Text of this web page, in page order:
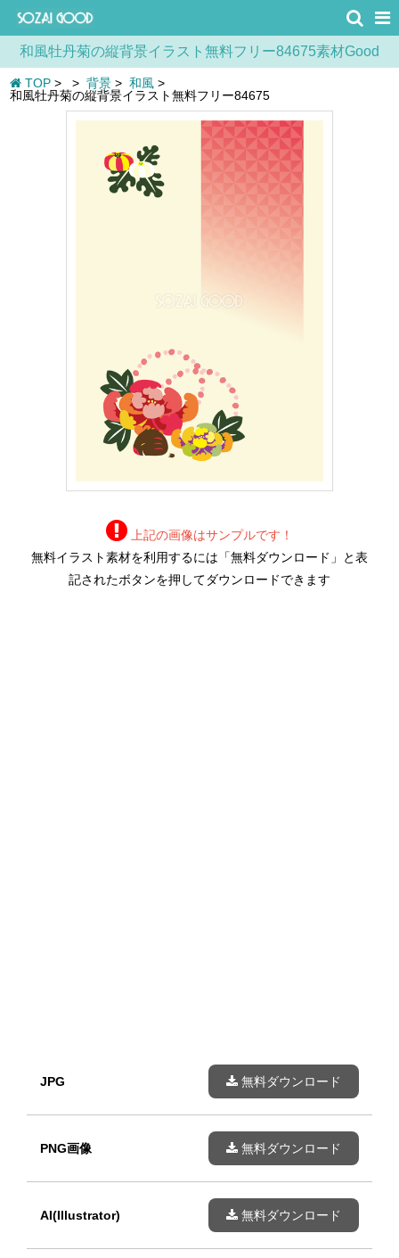
和風牡丹菊の縦背景イラスト無料フリー84675素材Good
TOP > > 背景 > 和風 >
和風牡丹菊の縦背景イラスト無料フリー84675
上記の画像はサンプルです！
無料イラスト素材を利用するには「無料ダウンロード」と表
記されたボタンを押してダウンロードできます
JPG 無料ダウンロード
PNG画像 無料ダウンロード
AI(Illustrator) 無料ダウンロード